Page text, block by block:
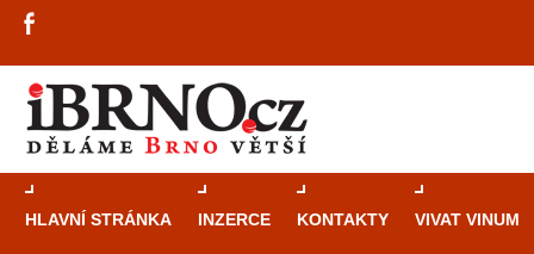
HLAVNÍ STRÁNKA INZERCE KONTAKTY VIVAT VINUM